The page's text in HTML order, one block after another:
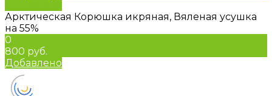
Арктическая Корюшка икряная, Вяленая усушка
на 55%
0
800 руб.
Добавлено